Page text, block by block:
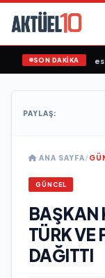
SON DAKİKA
Müslüm Gürses'e
PAYLAŞ:
ANA SAYFA/
GÜNCEL
BAŞKAN
TÜRK VE
DAĞITTI